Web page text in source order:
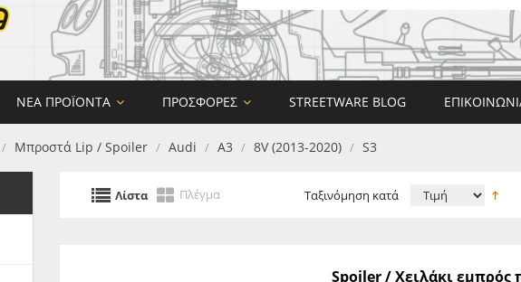
ΝΈΑ ΠΡΟΪΌΝΤΑ ΠΡΟΣΦΟΡΈΣ STREETWARE BLOG
/ Μπροστά Lip / Spoiler / Audi / A3 / 8V (2013-2020) / S3
Λίστα Πλέγμα Ταξινόμηση κατά
Spoiler / Χειλάκι